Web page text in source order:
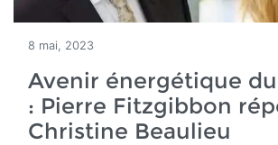
8 mai, 2023
Avenir énergétique
: Pierre Fitzgibbon
Christine Beaulieu